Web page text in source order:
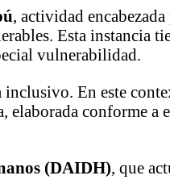
, actividad
Esta instancia
vulnerabilidad.
En este
conforme a
(DAIDH), que